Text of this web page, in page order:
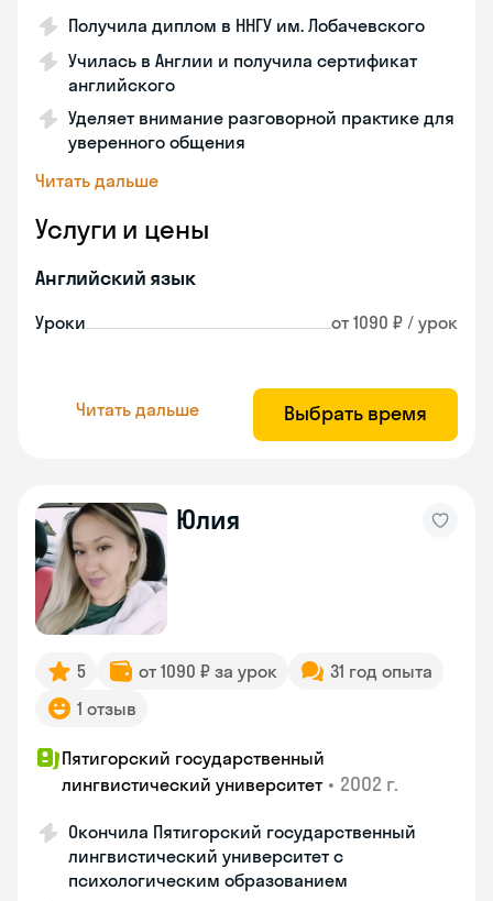
Получила диплом в ННГУ им. Лобачевского
Училась в Англии и получила сертификат
английского
Уделяет внимание разговорной практике для
уверенного общения
Читать дальше
Услуги и цены
Английский язык
Уроки от 1090 ₽ / урок
Читать дальше Выбрать время
Юлия
5 от 1090 ₽ за урок
31 год опыта
1 отзыв
Пятигорский государственный
лингвистический университет • 2002 г.
Окончила Пятигорский государственный
лингвистический университет с
психологическим образованием